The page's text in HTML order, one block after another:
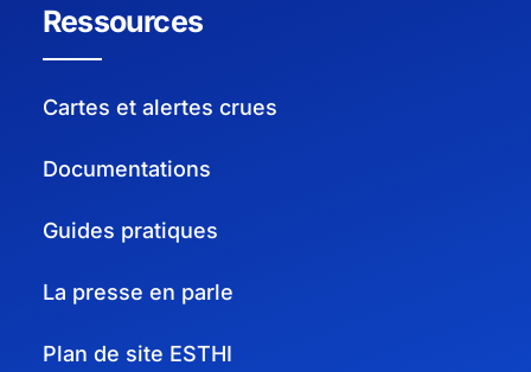
Ressources
Cartes et alertes crues
Documentations
Guides pratiques
La presse en parle
Plan de site ESTHI